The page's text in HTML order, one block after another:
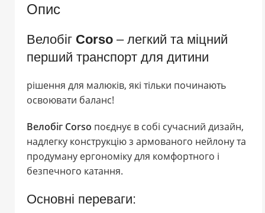
Опис
Велобіг Corso – легкий та міцний
перший транспорт для дитини
рішення для малюків, які тільки починають
освоювати баланс!
Велобіг Corso поєднує в собі сучасний дизайн,
надлегку конструкцію з армованого нейлону та
продуману ергономіку для комфортного і
безпечного катання.
Основні переваги: